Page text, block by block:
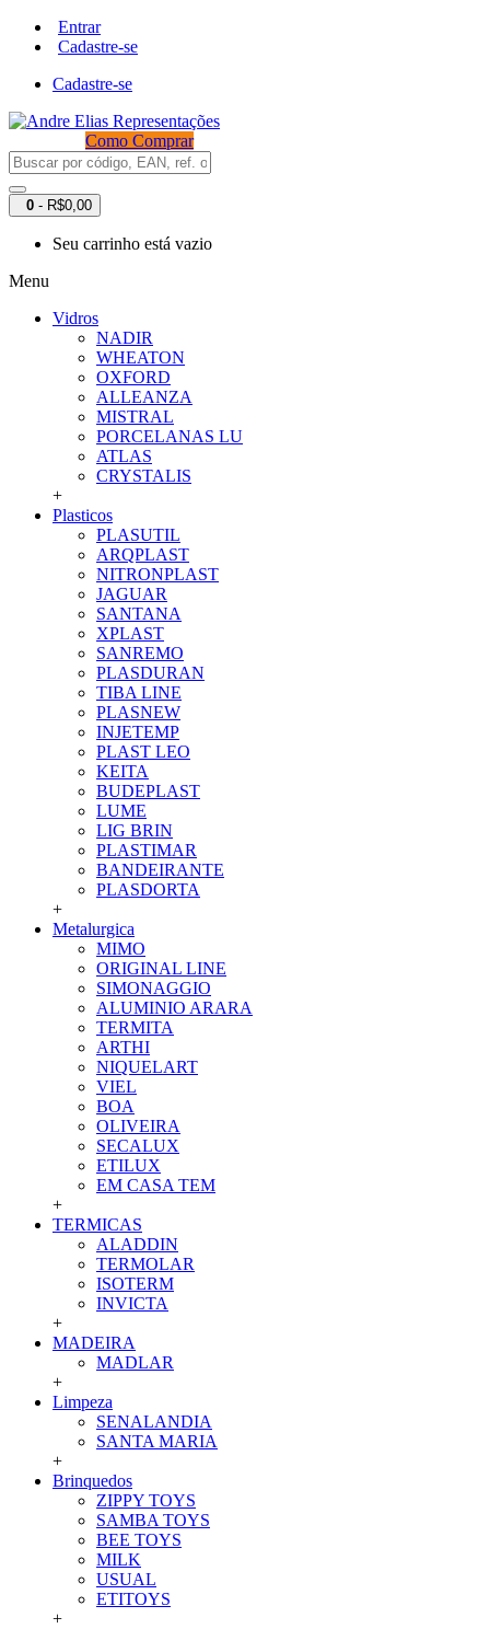
Entrar
Cadastre-se
Cadastre-se
Como Comprar
0 - R$0,00
Seu carrinho está vazio
Menu
Vidros
NADIR
WHEATON
OXFORD
ALLEANZA
MISTRAL
PORCELANAS LU
ATLAS
CRYSTALIS
+
Plasticos
PLASUTIL
ARQPLAST
NITRONPLAST
JAGUAR
SANTANA
XPLAST
SANREMO
PLASDURAN
TIBA LINE
PLASNEW
INJETEMP
PLAST LEO
KEITA
BUDEPLAST
LUME
LIG BRIN
PLASTIMAR
BANDEIRANTE
PLASDORTA
+
Metalurgica
MIMO
ORIGINAL LINE
SIMONAGGIO
ALUMINIO ARARA
TERMITA
ARTHI
NIQUELART
VIEL
BOA
OLIVEIRA
SECALUX
ETILUX
EM CASA TEM
+
TERMICAS
ALADDIN
TERMOLAR
ISOTERM
INVICTA
+
MADEIRA
MADLAR
+
Limpeza
SENALANDIA
SANTA MARIA
+
Brinquedos
ZIPPY TOYS
SAMBA TOYS
BEE TOYS
MILK
USUAL
ETITOYS
+